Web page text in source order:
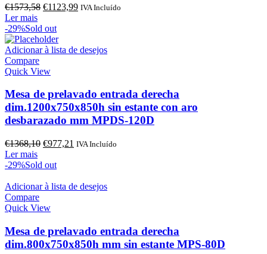
€1573,58 O
original
era:
€1573,58.
€1123,99O
€1123,99.
IVA Incluído
Ler mais
-29%Sold out
Adicionar à lista de desejos
Compare
Quick View
Mesa de prelavado entrada derecha
dim.1200x750x850h sin estante con aro
desbarazado mm MPDS-120D
€1368,10 O
original
€1368,10.
€977,21 O
€977,21.
IVA Incluído
Ler mais
-29%Sold out
Adicionar à lista de desejos
Compare
Quick View
Mesa de prelavado entrada derecha
dim.800x750x850h mm sin estante MPS-80D